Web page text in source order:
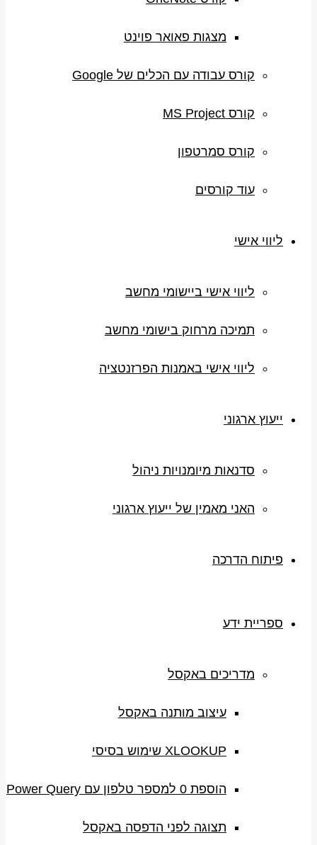
מצגות פאואר פוינט
קורס עבודה עם הכלים של Google
קורס MS Project
קורס סמרטפון
עוד קורסים
ליווי אישי
ליווי אישי ביישומי מחשב
תמיכה מרחוק בישומי מחשב
ליווי אישי באמנות הפרזנטציה
ייעוץ ארגוני
סדנאות מיומנויות ניהול
האני מאמין של ייעוץ ארגוני
פיתוח הדרכה
ספריית ידע
מדריכים באקסל
עיצוב מותנה באקסל
XLOOKUP שימוש בסיסי
הוספת 0 למספר טלפון עם Power Query
תצוגה לפני הדפסה באקסל